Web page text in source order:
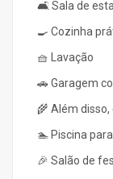
🛋️ Sala de
🍳 Cozinha
🧺 Lavação
🚗 Garagem
🌾 Além disso,
🏊 Piscina
🎉 Salão de